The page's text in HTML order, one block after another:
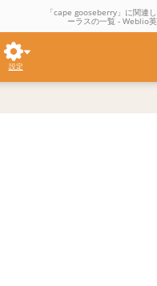
「cape gooseberry」に関連
ーラスの一覧 - Weblio
設定